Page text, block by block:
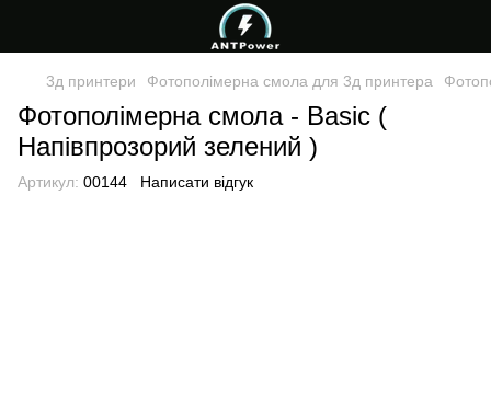
3д принтери Фотополімерна смола для 3д принтера
Фотополімерна смола - Basic (
Напівпрозорий зелений )
Артикул: 00144 Написати відгук